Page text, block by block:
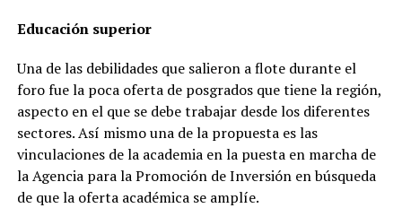
Educación superior
Una de las debilidades que salieron a flote durante el
foro fue la poca oferta de posgrados que tiene la región,
aspecto en el que se debe trabajar desde los diferentes
sectores. Así mismo una de la propuesta es las
vinculaciones de la academia en la puesta en marcha de
la Agencia para la Promoción de Inversión en búsqueda
de que la oferta académica se amplíe.